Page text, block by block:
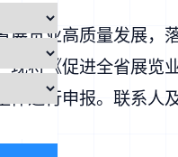
展览业高质量发展，
现将《促进全省展览
体进行申报。联系人